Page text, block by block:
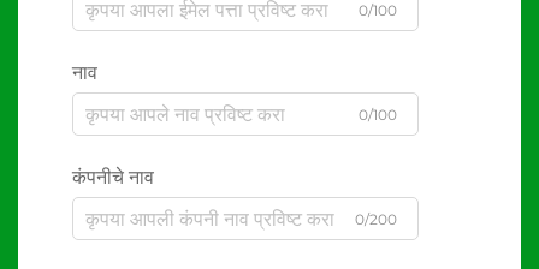
0/100
नाव
0/100
कंपनीचे नाव
0/200